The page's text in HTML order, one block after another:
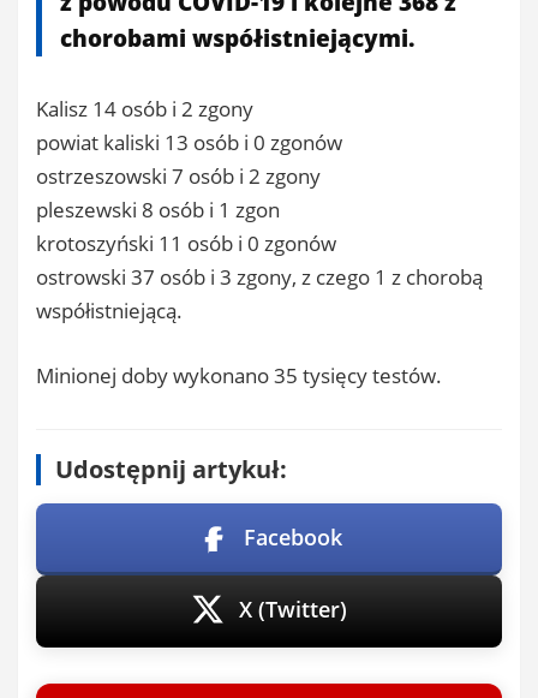
chorobami współistniejącymi.
Kalisz 14 osób i 2 zgony
powiat kaliski 13 osób i 0 zgonów
ostrzeszowski 7 osób i 2 zgony
pleszewski 8 osób i 1 zgon
krotoszyński 11 osób i 0 zgonów
ostrowski 37 osób i 3 zgony, z czego 1 z chorobą
współistniejącą.
Minionej doby wykonano 35 tysięcy testów.
Udostępnij artykuł:
Facebook
X (Twitter)